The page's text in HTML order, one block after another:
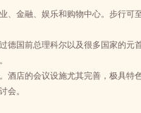
、金融、娱乐和购物中心。步行可
国前总理科尔以及很多国家的元
店的会议设施尤其完善，极具特
会。